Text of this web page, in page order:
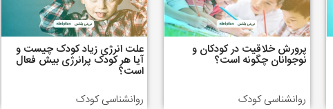
پرورش خلاقیت در کودکان و
نوجوانان چگونه است؟
روانشناسی کودک
علت انرژی زیاد کودک چیست و
آیا هر کودک پرانرژی بیش فعال
است؟
روانشناسی کودک